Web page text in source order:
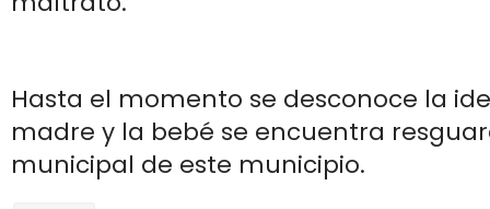
Hasta el momento se desconoce la
madre y la bebé se encuentra
municipal de este municipio.